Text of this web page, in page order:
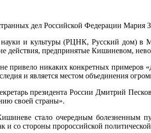
дел Российской Федерации Мария
и культуры (РЦНК, Русский дом) в
действия, предпринятые Кишиневом,
привело никаких конкретных
и является местом объединения
президента России Дмитрий
своей страны».
стало очередным болезненным
со стороны пророссийской